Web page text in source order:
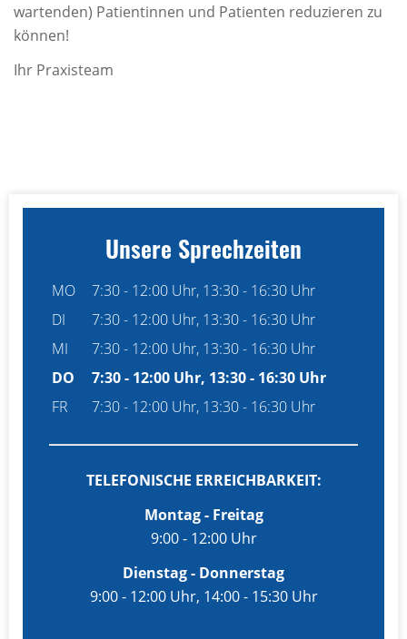
wartenden) Patientinnen und Patienten reduzieren zu
können!
Ihr Praxisteam
Unsere Sprechzeiten
MO
7:30 - 12:00 Uhr, 13:30 - 16:30 Uhr
DI
7:30 - 12:00 Uhr, 13:30 - 16:30 Uhr
MI
7:30 - 12:00 Uhr, 13:30 - 16:30 Uhr
DO
7:30 - 12:00 Uhr, 13:30 - 16:30 Uhr
FR
7:30 - 12:00 Uhr, 13:30 - 16:30 Uhr
TELEFONISCHE ERREICHBARKEIT:
Montag - Freitag
9:00 - 12:00 Uhr
Dienstag - Donnerstag
9:00 - 12:00 Uhr, 14:00 - 15:30 Uhr